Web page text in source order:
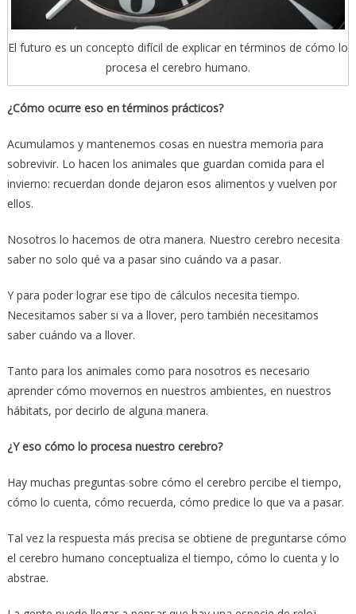
El futuro es un concepto difícil de explicar en términos de cómo lo
procesa el cerebro humano.
¿Cómo ocurre eso en términos prácticos?
Acumulamos y mantenemos cosas en nuestra memoria para
sobrevivir. Lo hacen los animales que guardan comida para el
invierno: recuerdan donde dejaron esos alimentos y vuelven por
ellos.
Nosotros lo hacemos de otra manera. Nuestro cerebro necesita
saber no solo qué va a pasar sino cuándo va a pasar.
Y para poder lograr ese tipo de cálculos necesita tiempo.
Necesitamos saber si va a llover, pero también necesitamos
saber cuándo va a llover.
Tanto para los animales como para nosotros es necesario
aprender cómo movernos en nuestros ambientes, en nuestros
hábitats, por decirlo de alguna manera.
¿Y eso cómo lo procesa nuestro cerebro?
Hay muchas preguntas sobre cómo el cerebro percibe el tiempo,
cómo lo cuenta, cómo recuerda, cómo predice lo que va a pasar.
Tal vez la respuesta más precisa se obtiene de preguntarse cómo
el cerebro humano conceptualiza el tiempo, cómo lo cuenta y lo
abstrae.